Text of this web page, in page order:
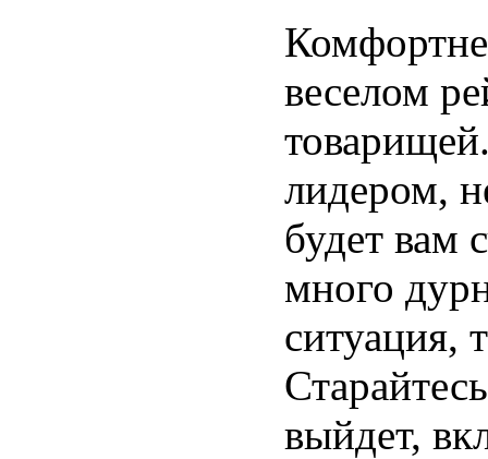
веселом
лидером,
будет вам
много
ситуация,
выйдет,